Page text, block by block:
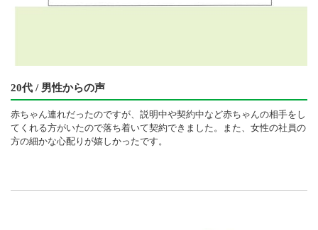
20代 / 男性からの声
赤ちゃん連れだったのですが、説明中や契約中など赤ちゃんの相手をし
てくれる方がいたので落ち着いて契約できました。また、女性の社員の
方の細かな心配りが嬉しかったです。